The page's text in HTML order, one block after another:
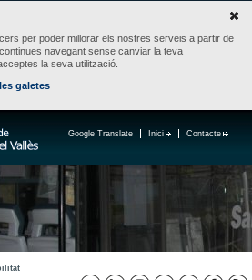
per poder millorar els nostres serveis a partir de
navegant sense canviar la teva
la seva utilització.
galetes
Contacte
Inici
Google Translate